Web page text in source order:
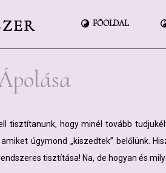
FŐOLDAL
tisztítanunk, hogy minél tovább
úgymond „kiszedtek” belőlünk.
tisztítása! Na, de hogyan és